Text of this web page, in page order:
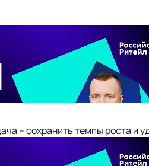
– сохранить темпы роста и